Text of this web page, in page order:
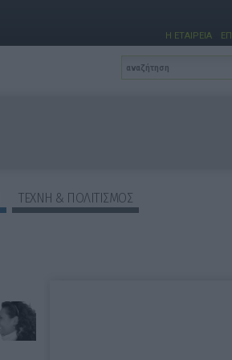
Η ΕΤΑΙΡΕΙΑ
ΤΕΧΝΗ & ΠΟΛΙΤΙΣΜΟΣ